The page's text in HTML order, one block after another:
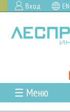
Вход EN
☰ Меню